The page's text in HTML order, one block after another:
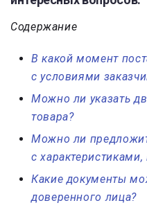
Содержание
В какой момент
с условиями
Можно ли указать
товара?
Можно ли
с
Какие документы
доверенного лица?